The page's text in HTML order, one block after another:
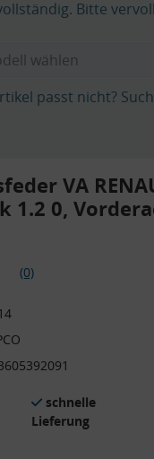
Bitte
passt nicht?
VA
1.2 0,
(0)
schnelle
Lieferung